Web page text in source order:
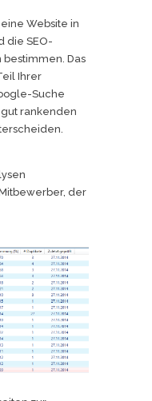
Website in
die SEO-
Das
Ihrer
Suche
rankenden
der